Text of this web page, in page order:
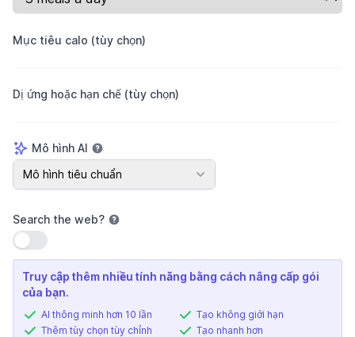
Mục tiêu calo (tùy chọn)
Dị ứng hoặc hạn chế (tùy chọn)
Mô hình AI
Mô hình AI
Mô hình tiêu chuẩn
Search the web?
Sử dụng cài đặt
Truy cập thêm nhiều tính năng bằng cách nâng cấp gói
của bạn.
AI thông minh hơn 10 lần
Thêm tùy chọn tùy chỉnh
Tạo không giới hạn
Tạo nhanh hơn